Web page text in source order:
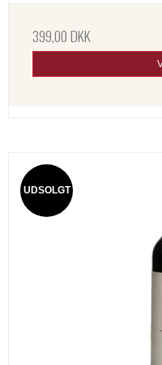
399,00 DKK
UDSOLGT